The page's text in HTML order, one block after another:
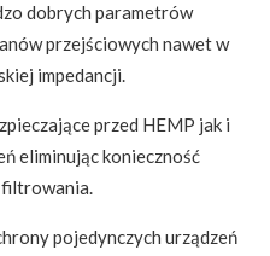
dobrych parametrów
przejściowych nawet w
impedancji.
przed HEMP jak i
eliminując konieczność
pojedynczych urządzeń